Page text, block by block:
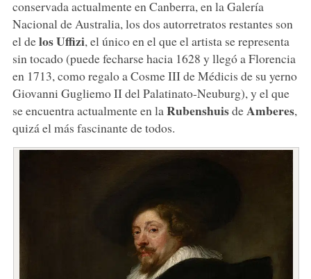
conservada actualmente en Canberra, en la Galería
Nacional de Australia, los dos autorretratos restantes son
el delos Uffizi, el único en el que el artista se representa
sin tocado (puede fecharse hacia 1628 y llegó a Florencia
en 1713, como regalo a Cosme III de Médicis de su yerno
Giovanni Gugliemo II del Palatinato-Neuburg), y el que
se encuentra actualmente en la RubenshuisdeAmberes,
quizá el más fascinante de todos.